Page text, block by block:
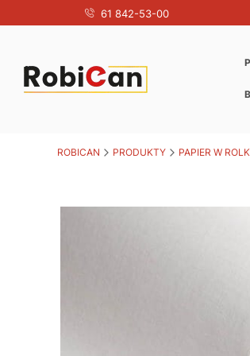
61 842-53-00
ROBICAN PRODUKTY PAPIER W